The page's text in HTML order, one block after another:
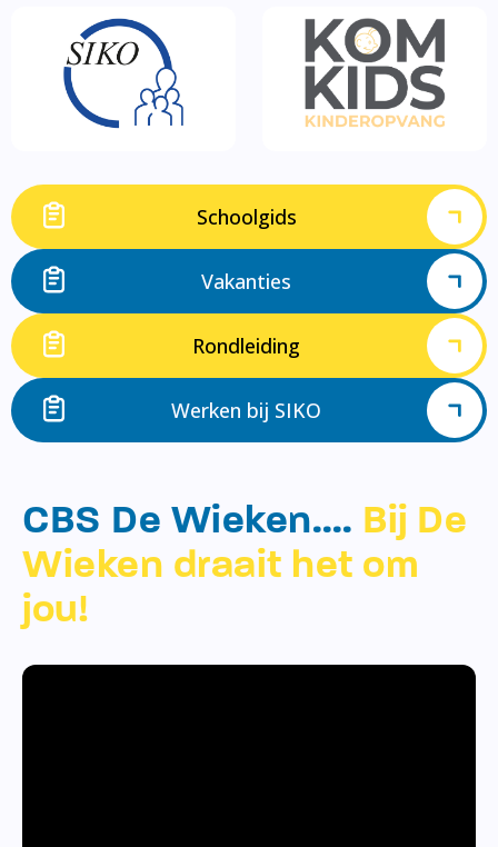
Schoolgids
Vakanties
Rondleiding
Werken bij SIKO
CBS De Wieken…. Bij De
Wieken draait het om
jou!